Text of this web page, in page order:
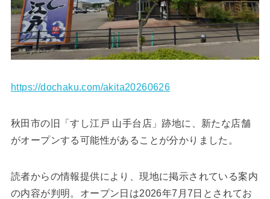
https://dochaku.com/akita20260626
秋田市の旧「すし江戸 山手台店」跡地に、新たな店舗
がオープンする可能性があることが分かりました。
読者からの情報提供により、現地に掲示されている案内
の内容が判明。オープン日は2026年7月7日とされてお